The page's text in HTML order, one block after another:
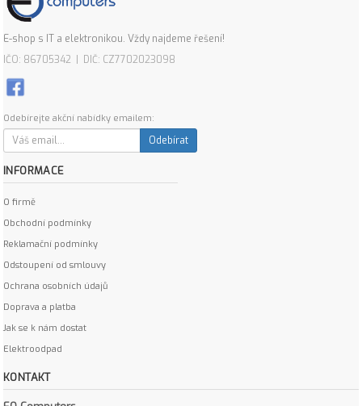
E-shop s IT a elektronikou. Vždy najdeme řešení!
IČO: 86705342 | DIČ: CZ7702023098
Odebírejte akční nabídky emailem:
Odebírat
INFORMACE
O firmě
Obchodní podmínky
Reklamační podmínky
Odstoupení od smlouvy
Ochrana osobních údajů
Doprava a platba
Jak se k nám dostat
Elektroodpad
KONTAKT